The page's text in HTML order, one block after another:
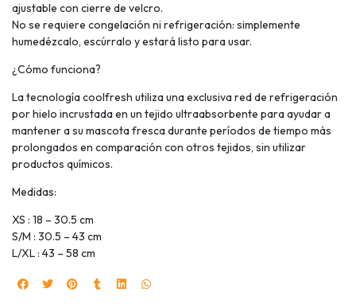
ajustable con cierre de velcro.
No se requiere congelación ni refrigeración: simplemente
humedézcalo, escúrralo y estará listo para usar.
¿Cómo funciona?
La tecnología coolfresh utiliza una exclusiva red de refrigeración
por hielo incrustada en un tejido ultraabsorbente para ayudar a
mantener a su mascota fresca durante períodos de tiempo más
prolongados en comparación con otros tejidos, sin utilizar
productos químicos.
Medidas:
XS : 18 – 30.5 cm
S/M : 30.5 – 43 cm
L/XL : 43 – 58 cm